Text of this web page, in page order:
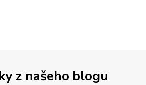
z našeho blogu